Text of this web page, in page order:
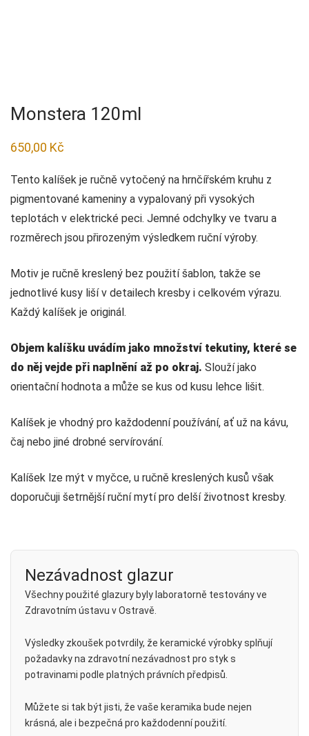
Monstera 120ml
650,00 Kč
Tento kalíšek je ručně vytočený na hrnčířském kruhu z
pigmentované kameniny a vypalovaný při vysokých
teplotách v elektrické peci. Jemné odchylky ve tvaru a
rozměrech jsou přirozeným výsledkem ruční výroby.
Motiv je ručně kreslený bez použití šablon, takže se
jednotlivé kusy liší v detailech kresby i celkovém výrazu.
Každý kalíšek je originál.
Objem kalíšku uvádím jako množství tekutiny, které se
do něj vejde při naplnění až po okraj. Slouží jako
orientační hodnota a může se kus od kusu lehce lišit.
Kalíšek je vhodný pro každodenní používání, ať už na kávu,
čaj nebo jiné drobné servírování.
Kalíšek lze mýt v myčce, u ručně kreslených kusů však
doporučuji šetrnější ruční mytí pro delší životnost kresby.
Nezávadnost glazur
Všechny použité glazury byly laboratorně testovány ve
Zdravotním ústavu v Ostravě.
Výsledky zkoušek potvrdily, že keramické výrobky splňují
požadavky na zdravotní nezávadnost pro styk s
potravinami podle platných právních předpisů.
Můžete si tak být jisti, že vaše keramika bude nejen
krásná, ale i bezpečná pro každodenní použití.